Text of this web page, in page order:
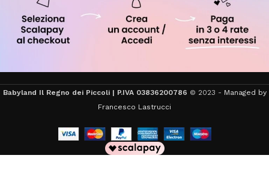
Babyland Il Regno dei Piccoli | P.IVA 03836200786 © 2023 - Managed by
Francesco Lastrucci